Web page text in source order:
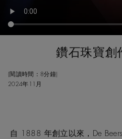
鑽石珠寶創
(閱讀時間：8分鐘)
2024年11月
自 1888 年創立以來，De